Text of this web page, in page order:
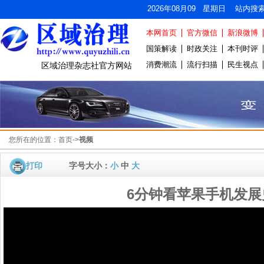
2026年08月09 星期日 站内搜
区域治理杂志社官方网站
本网首页 官方微信
新浪微博
国策解读
时政关注
本刊时评
消费潮流
流行扫描 民生视点
您所在的位置： 首页->视频
打印 字号大小： 小中 大
6分钟看苹果手机发